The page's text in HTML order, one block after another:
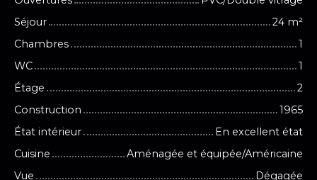
Séjour
24 m²
Chambres
1
WC
1
Étage
2
Construction
1965
État intérieur
En excellent état
Cuisine
Aménagée et équipée/Américaine
Vue
Dégagée